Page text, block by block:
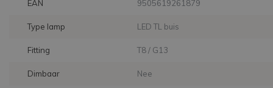
EAN 9505619261879
Type lamp LED TL buis
Fitting T8 / G13
Dimbaar Nee